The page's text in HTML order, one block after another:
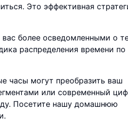
Это эффективная
более осведомленными о
распределения времени по
часы могут преобразить ваш
или современный
Посетите нашу домашнюю